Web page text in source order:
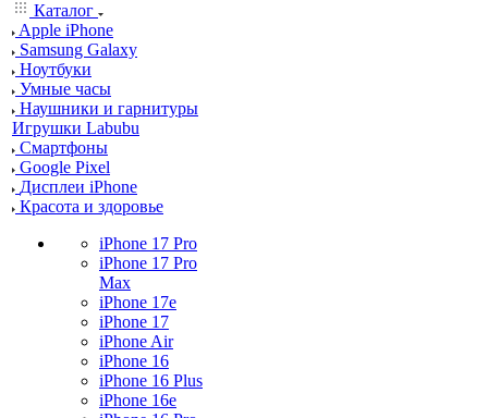
Каталог
Apple iPhone
Samsung Galaxy
Ноутбуки
Умные часы
Наушники и гарнитуры
Игрушки Labubu
Смартфоны
Google Pixel
Дисплеи iPhone
Красота и здоровье
iPhone 17 Pro
iPhone 17 Pro
Max
iPhone 17e
iPhone 17
iPhone Air
iPhone 16
iPhone 16 Plus
iPhone 16e